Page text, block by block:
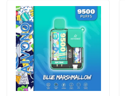
Ongeveer ons
Fabrieksreis
Kwaliteitscontrole